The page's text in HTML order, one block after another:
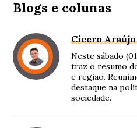
Blogs e colunas
Cícero
Neste sábado
traz o resumo
e região.
destaque na
sociedade.